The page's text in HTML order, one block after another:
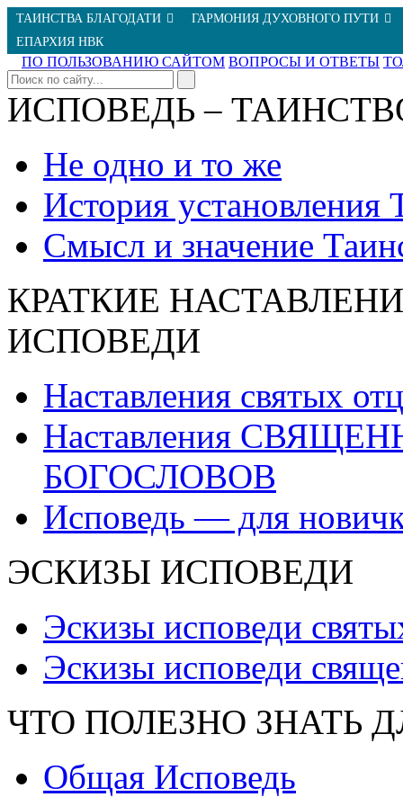
ТАИНСТВА БЛАГОДАТИ
ГАРМОНИЯ ДУХОВНОГО ПУТИ
ЕПАРХИЯ НВК
ПО ПОЛЬЗОВАНИЮ САЙТОМ ВОПРОСЫ И ОТВЕТЫ
ИСПОВЕДЬ –
Не одно и то же
История установления
Смысл и значение
КРАТКИЕ
ИСПОВЕДИ
Наставления святых
Наставления
БОГОСЛОВОВ
Исповедь — для
ЭСКИЗЫ ИСПОВЕДИ
Эскизы исповеди
Эскизы исповеди
ЧТО ПОЛЕЗНО ЗНАТЬ
Общая Исповедь